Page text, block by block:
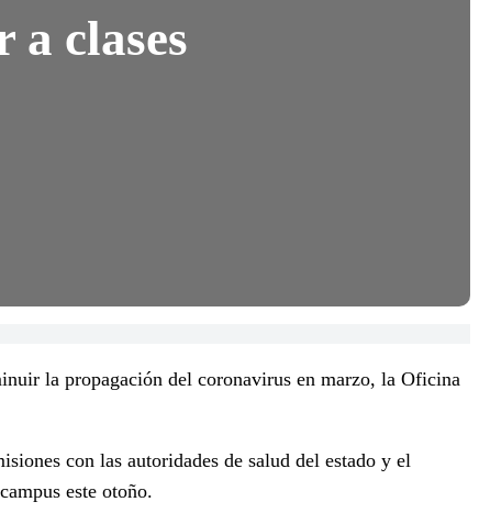
a clases
la propagación del coronavirus en marzo, la Oficina
con las autoridades de salud del estado y el
este otoño.